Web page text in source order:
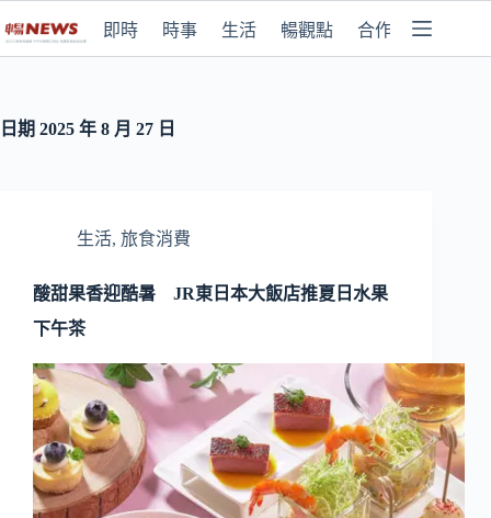
即時 時事 生活 暢觀點 合作媒體
日期 2025 年 8 月 27 日
生活, 旅食消費
酸甜果香迎酷暑 JR東日本大飯店推夏日水果
下午茶